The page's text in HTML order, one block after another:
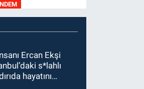
Çaycumalılar
Başkanı Savaş
Yeşil ile ne
Kozlu
Tezcan
Ercan Ekşi
s*lahlı
hayatını